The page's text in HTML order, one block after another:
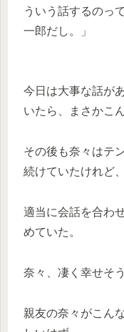
ういう話するのっ
一郎だし。」
今日は大事な話が
いたら、まさかこ
その後も奈々はテ
続けていたけれど
適当に会話を合わ
めていた。
奈々、凄く幸せそう
親友の奈々がこん